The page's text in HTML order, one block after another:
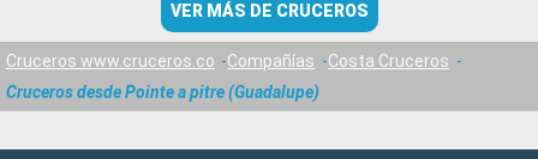
VER MÁS DE CRUCEROS
Cruceros www.cruceros.co Compañías
Costa Cruceros
Cruceros desde Pointe a pitre (Guadalupe)